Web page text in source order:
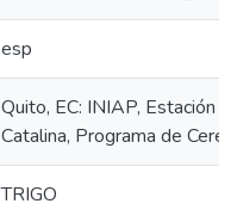
esp
Quito, EC: INIAP, Estación
Catalina, Programa de
TRIGO